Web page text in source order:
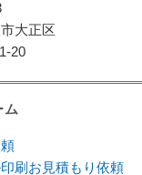
大正区
20
ム
刷お見積もり依頼